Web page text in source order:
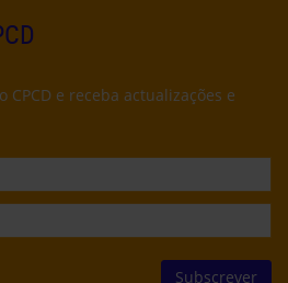
e receba actualizações e